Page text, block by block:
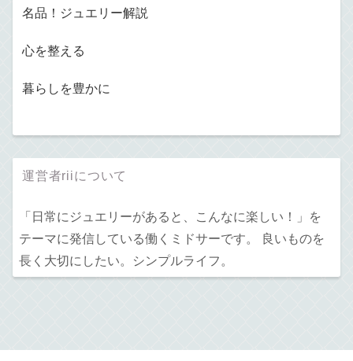
名品！ジュエリー解説
心を整える
暮らしを豊かに
運営者riiについて
「日常にジュエリーがあると、こんなに楽しい！」を
テーマに発信している働くミドサーです。 良いものを
長く大切にしたい。シンプルライフ。